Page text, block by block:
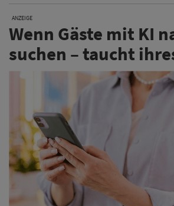
ANZEIGE
Wenn Gäste mit KI
suchen – taucht